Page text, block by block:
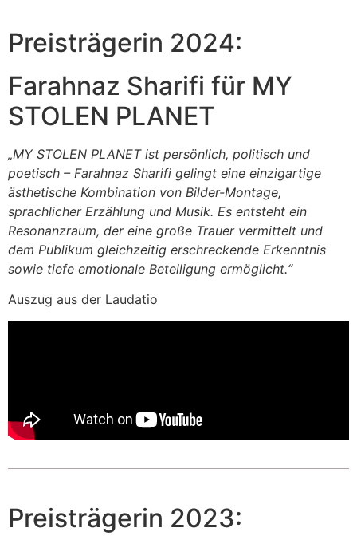
Preisträgerin 2024:
Farahnaz Sharifi für MY
STOLEN PLANET
„MY STOLEN PLANET ist persönlich, politisch und
poetisch – Farahnaz Sharifi gelingt eine einzigartige
ästhetische Kombination von Bilder-Montage,
sprachlicher Erzählung und Musik. Es entsteht ein
Resonanzraum, der eine große Trauer vermittelt und
dem Publikum gleichzeitig erschreckende Erkenntnis
sowie tiefe emotionale Beteiligung ermöglicht.“
Auszug aus der Laudatio
Preisträgerin 2023: